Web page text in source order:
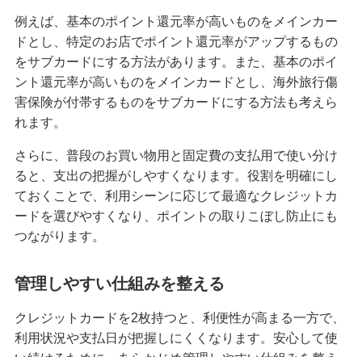
例えば、基本のポイント還元率が高いものをメインカー
ドとし、特定のお店でポイント還元率がアップするもの
をサブカードにする方法があります。また、基本のポイ
ント還元率が高いものをメインカードとし、海外旅行傷
害保険が付帯するものをサブカードにする方法も考えら
れます。
さらに、普段のお買い物用と固定費の支払用で使い分け
ると、支出の把握がしやすくなります。役割を明確にし
ておくことで、利用シーンに応じて最適なクレジットカ
ードを選びやすくなり、ポイントの取りこぼし防止にも
つながります。
管理しやすい仕組みを整える
クレジットカードを2枚持つと、利便性が高まる一方で、
利用状況や支払日が把握しにくくなります。安心して使